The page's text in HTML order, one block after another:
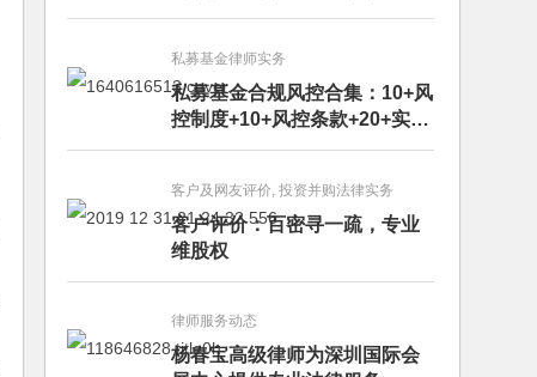
纠纷案
私募基金律师实务
私募基金合规风控合集：10+风
控制度+10+风控条款+20+实务
文章+每月动态
客户及网友评价, 投资并购法律实务
客户评价：百密寻一疏，专业
维股权
律师服务动态
杨春宝高级律师为深圳国际会